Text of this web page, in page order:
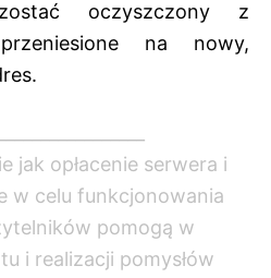
oczyszczony z
na nowy,
jak opłacenie serwera i
w celu funkcjonowania
pomogą w
i realizacji pomysłów